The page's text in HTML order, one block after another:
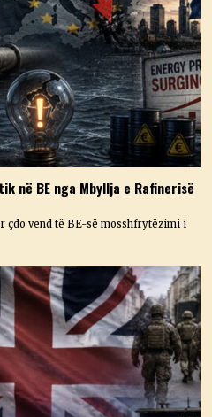
në BE nga Mbyllja e Rafinerisë
çdo vend të BE-së mosshfrytëzimi i